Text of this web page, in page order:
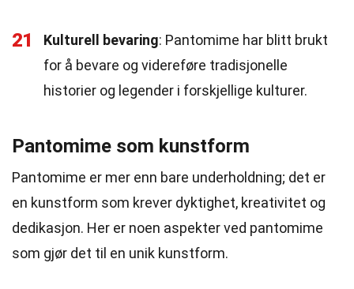
21 Kulturell bevaring: Pantomime har blitt brukt
for å bevare og videreføre tradisjonelle
historier og legender i forskjellige kulturer.
Pantomime som kunstform
Pantomime er mer enn bare underholdning; det er
en kunstform som krever dyktighet, kreativitet og
dedikasjon. Her er noen aspekter ved pantomime
som gjør det til en unik kunstform.